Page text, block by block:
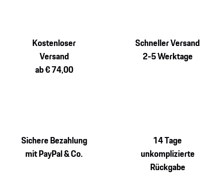
Kostenloser
Versand
ab € 74,00
Schneller Versand
2-5 Werktage
Sichere Bezahlung
mit PayPal & Co.
14 Tage
unkomplizierte
Rückgabe